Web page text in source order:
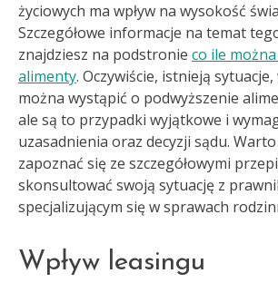
życiowych ma wpływ na wysokość
Szczegółowe informacje na temat
znajdziesz na podstronie co ile
alimenty. Oczywiście, istnieją
można wystąpić o podwyższenie
ale są to przypadki wyjątkowe i
uzasadnienia oraz decyzji sądu.
zapoznać się ze szczegółowymi
skonsultować swoją sytuację z
specjalizującym się w sprawach
Wpływ leasingu